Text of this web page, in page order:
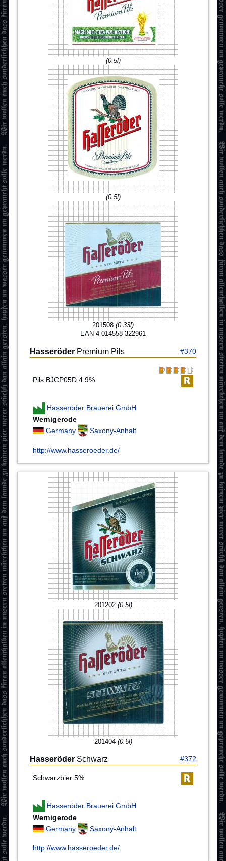
(0.5l)
(0.5l)
201508 (0.33l)
EAN 4 014558 322961
Hasseröder Premium Pils #370
Pils BJCP05D 4.9%
Hasseröder Brauerei GmbH
Wernigerode
Germany
Saxony-Anhalt
http://www.hasseroeder.de/
201202 (0.5l)
201404 (0.5l)
Hasseröder Schwarz #372
Schwarzbier 5%
Hasseröder Brauerei GmbH
Wernigerode
Germany
Saxony-Anhalt
http://www.hasseroeder.de/